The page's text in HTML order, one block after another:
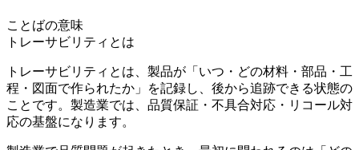
ことばの意味
トレーサビリティとは
トレーサビリティとは、製品が「いつ・どの材料・部品・工
程・図面で作られたか」を記録し、後から追跡できる状態の
ことです。製造業では、品質保証・不具合対応・リコール対
応の基盤になります。